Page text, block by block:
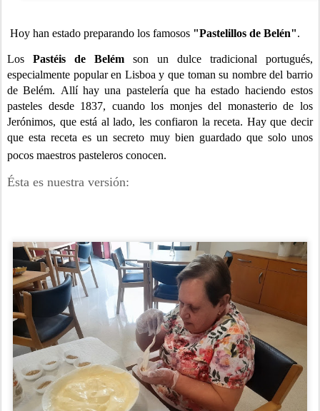
Hoy han estado preparando los famosos "Pastelillos de Belén".
Los Pastéis de Belém son un dulce tradicional portugués,
especialmente popular en Lisboa y que toman su nombre del barrio
de Belém. Allí hay una pastelería que ha estado haciendo estos
pasteles desde 1837, cuando los monjes del monasterio de los
Jerónimos, que está al lado, les confiaron la receta. Hay que decir
que esta receta es un secreto muy bien guardado que solo unos
pocos maestros pasteleros conocen.
Ésta es nuestra versión: